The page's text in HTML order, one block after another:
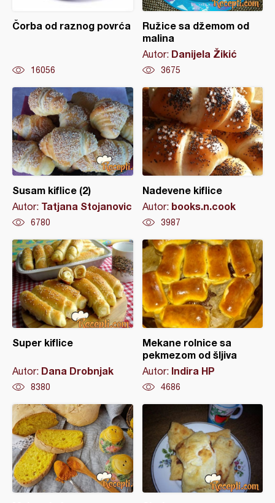
Čorba od raznog povrća
16056
Ružice sa džemom od
malina
Autor: Danijela Žikić
3675
Susam kiflice (2)
Autor: Tatjana Stojanovic
6780
Nadevene kiflice
Autor: books.n.cook
3987
Super kiflice
Autor: Dana Drobnjak
8380
Mekane rolnice sa
pekmezom od šljiva
Autor: Indira HP
4686